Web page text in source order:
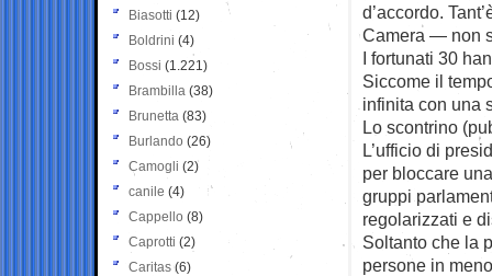
d’accordo.
Camera — non
I fortunati 30
Siccome il
infinita con una
Lo scontrino
L’ufficio di
per bloccare
gruppi
regolarizzati e
Soltanto che la
persone in
Biasotti (12)
Boldrini (4)
Bossi (1.221)
Brambilla (38)
Brunetta (83)
Burlando (26)
Camogli (2)
canile (4)
Cappello (8)
Caprotti (2)
Caritas (6)